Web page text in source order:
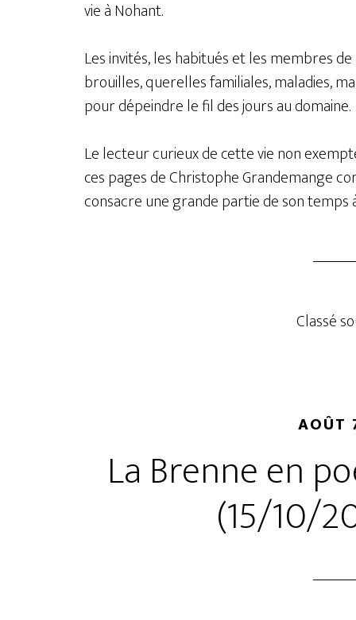
vie à Nohant.
Les invités, les habitués et les membres
brouilles, querelles familiales, maladies,
pour dépeindre le fil des jours au domaine.
Le lecteur curieux de cette vie non
ces pages de Christophe Grandemange
consacre une grande partie de son
Classé
AOÛT
La Brenne en
(15/10/